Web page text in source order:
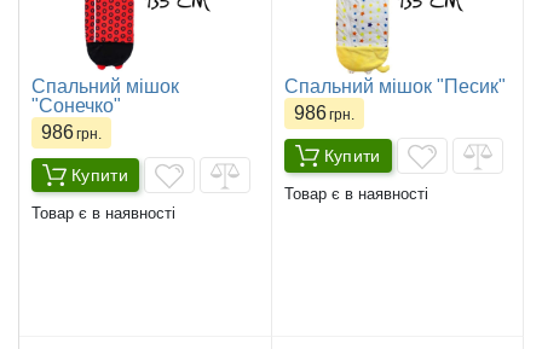
Спальний мішок
"Сонечко"
986грн.
Купити
Товар є в наявності
Спальний мішок "Песик"
986грн.
Купити
Товар є в наявності